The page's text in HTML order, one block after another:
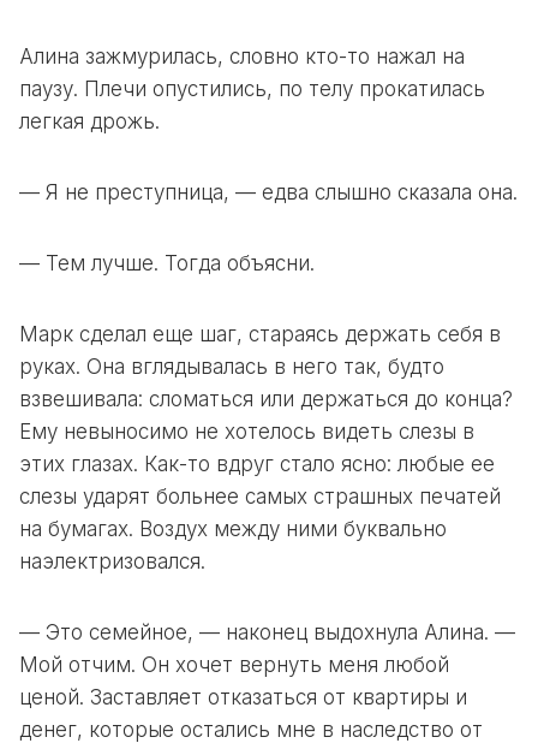
Алина зажмурилась, словно кто-то нажал на
паузу. Плечи опустились, по телу прокатилась
легкая дрожь.
— Я не преступница, — едва слышно сказала она.
— Тем лучше. Тогда объясни.
Марк сделал еще шаг, стараясь держать себя в
руках. Она вглядывалась в него так, будто
взвешивала: сломаться или держаться до конца?
Ему невыносимо не хотелось видеть слезы в
этих глазах. Как-то вдруг стало ясно: любые ее
слезы ударят больнее самых страшных печатей
на бумагах. Воздух между ними буквально
наэлектризовался.
— Это семейное, — наконец выдохнула Алина. —
Мой отчим. Он хочет вернуть меня любой
ценой. Заставляет отказаться от квартиры и
денег, которые остались мне в наследство от